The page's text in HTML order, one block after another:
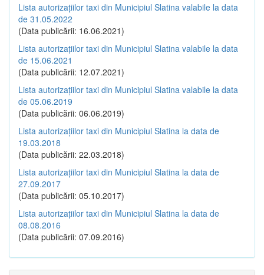
Lista autorizațiilor taxi din Municipiul Slatina valabile la data
de 31.05.2022
(Data publicării: 16.06.2021)
Lista autorizațiilor taxi din Municipiul Slatina valabile la data
de 15.06.2021
(Data publicării: 12.07.2021)
Lista autorizațiilor taxi din Municipiul Slatina valabile la data
de 05.06.2019
(Data publicării: 06.06.2019)
Lista autorizațiilor taxi din Municipiul Slatina la data de
19.03.2018
(Data publicării: 22.03.2018)
Lista autorizațiilor taxi din Municipiul Slatina la data de
27.09.2017
(Data publicării: 05.10.2017)
Lista autorizațiilor taxi din Municipiul Slatina la data de
08.08.2016
(Data publicării: 07.09.2016)